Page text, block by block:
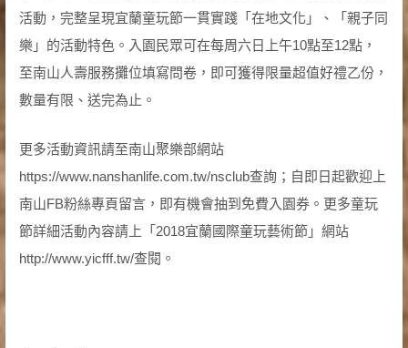
活動，完整呈現宜蘭童玩節一貫實踐「在地文化」、「親子同
樂」的活動特色。入園民眾可在每周六日上午10點至12點，
至南山人壽服務攤位填寫問卷，即可獲得限量超值好禮乙份，
數量有限、送完為止。
更多活動資訊請至南山聚樂部網站
https://www.nanshanlife.com.tw/nsclub查詢；自即日起歡迎上
南山FB粉絲專頁留言，即有機會抽到免費入園券。更多童玩
節詳細活動內容請上「2018宜蘭國際童玩藝術節」網站
http://www.yicfff.tw/查閱。